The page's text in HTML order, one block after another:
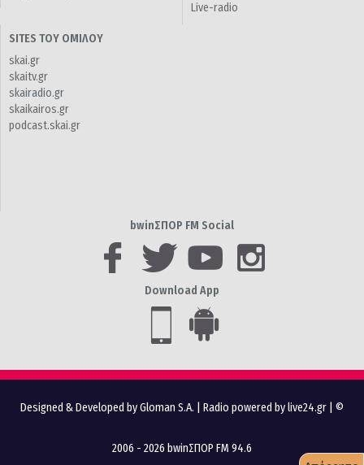
Live-radio
SITES ΤΟΥ ΟΜΙΛΟΥ
skai.gr
skaitv.gr
skairadio.gr
skaikairos.gr
podcast.skai.gr
bwinΣΠΟΡ FM Social
Download App
Designed & Developed by Gloman S.A. Radio powered by live24.gr | ©
2006 - 2026 bwinΣΠΟΡ FM 94.6